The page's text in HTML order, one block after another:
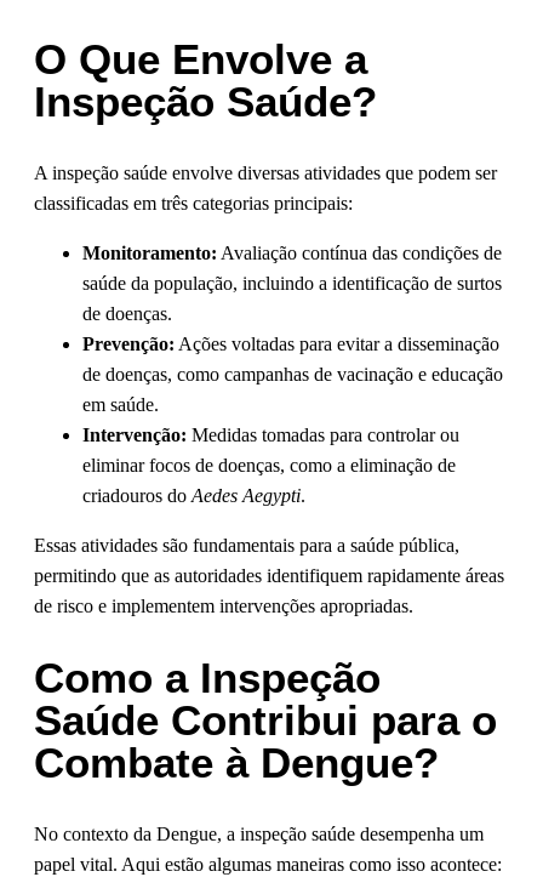
O Que Envolve a
Inspeção Saúde?
A inspeção saúde envolve diversas atividades que podem ser
classificadas em três categorias principais:
Monitoramento: Avaliação contínua das condições de
saúde da população, incluindo a identificação de surtos
de doenças.
Prevenção: Ações voltadas para evitar a disseminação
de doenças, como campanhas de vacinação e educação
em saúde.
Intervenção: Medidas tomadas para controlar ou
eliminar focos de doenças, como a eliminação de
criadouros do Aedes Aegypti.
Essas atividades são fundamentais para a saúde pública,
permitindo que as autoridades identifiquem rapidamente áreas
de risco e implementem intervenções apropriadas.
Como a Inspeção
Saúde Contribui para o
Combate à Dengue?
No contexto da Dengue, a inspeção saúde desempenha um
papel vital. Aqui estão algumas maneiras como isso acontece: